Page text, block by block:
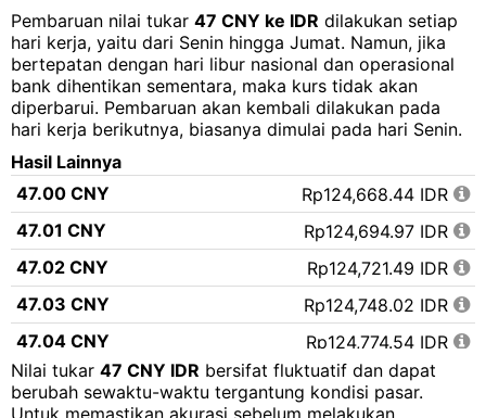
Pembaruan nilai tukar 47 CNY ke IDR dilakukan setiap
hari kerja, yaitu dari Senin hingga Jumat. Namun, jika
bertepatan dengan hari libur nasional dan operasional
bank dihentikan sementara, maka kurs tidak akan
diperbarui. Pembaruan akan kembali dilakukan pada
hari kerja berikutnya, biasanya dimulai pada hari Senin.
Hasil Lainnya
47.00 CNY
Rp124,668.44 IDR
47.01 CNY
Rp124,694.97 IDR
47.02 CNY
Rp124,721.49 IDR
47.03 CNY
Rp124,748.02 IDR
47.04 CNY
Rp124,774.54 IDR
47.05 CNY
Rp124,801.07 IDR
Nilai tukar 47 CNY IDR bersifat fluktuatif dan dapat
berubah sewaktu-waktu tergantung kondisi pasar.
Untuk memastikan akurasi sebelum melakukan